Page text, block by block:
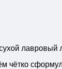
лавровый
чётко